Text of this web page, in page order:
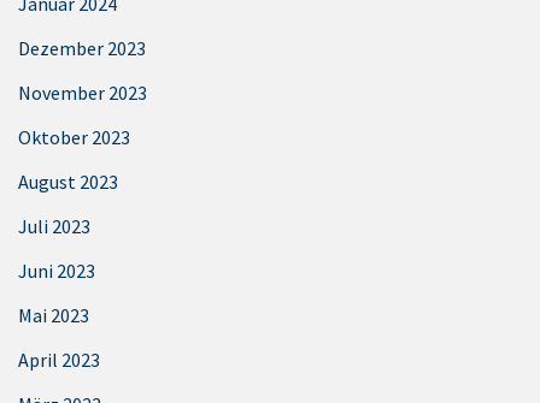
Dezember 2023
November 2023
Oktober 2023
August 2023
Juli 2023
Juni 2023
Mai 2023
April 2023